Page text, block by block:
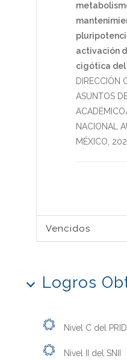
activación
cigótica del
DIRECCIÓN
ASUNTOS
NACIONAL
MÉXICO
Vencidos
Logros
Nivel C del
Nivel II del SNII